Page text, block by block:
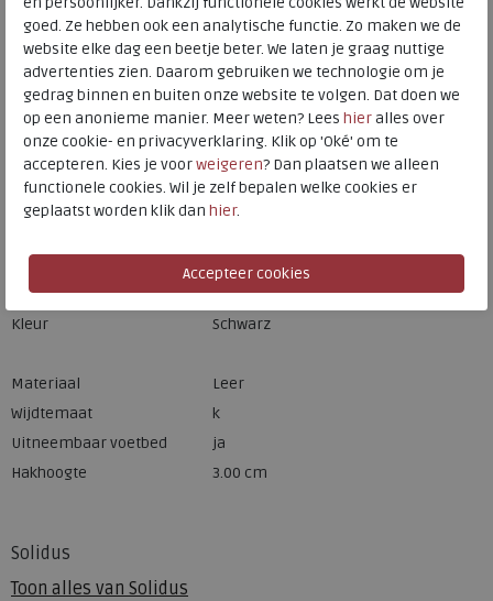
Solidus
Toon alles van Solidus
Hulp nodig? bel: 0229 760 760
Gratis verzending binnen Nederland*
Voor 14:00 uur besteld = dezelfde werkdag verzonden*
Altijd retourneren, binnen 1 werkdag terugbetaald
61000-01006
Bestelcode
266.01.111717
Kleur
Schwarz
Materiaal
Leer
Wijdtemaat
k
Uitneembaar voetbed
ja
Hakhoogte
3.00 cm
goed. Ze hebben ook een analytische functie. Zo maken we de
website elke dag een beetje beter. We laten je graag nuttige
advertenties zien. Daarom gebruiken we technologie om je
gedrag binnen en buiten onze website te volgen. Dat doen we
op een anonieme manier. Meer weten? Lees hieralles over
onze cookie- en privacyverklaring. Klik op 'Oké' om te
accepteren. Kies je voorweigeren? Dan plaatsen we alleen
functionele cookies. Wil je zelf bepalen welke cookies er
geplaatst worden klik dan hier.